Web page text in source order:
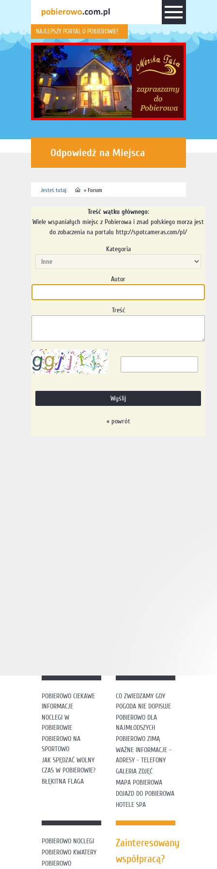
NAJLEPSZY PORTAL O POBIEROWIE!
Odpowiedź na Miejsca
Jesteś tutaj: » Forum
Treść wątku głównego:
Wiele wspaniałych miejsc z Pobierowa i znad polskiego morza jest
do zobaczenia na portalu http://spotcameras.com/pl/
Kategoria
Autor
Treść
« powrót
POBIEROWO CIEKAWE
INFORMACJE
NOCLEGI W
POBIEROWIE
POBIEROWO NA
SPORTOWO
JAK SPĘDZAĆ WOLNY
CZAS W POBIEROWIE?
BŁĘKITNA FLAGA
CO ZWIEDZAMY GDY
POGODA NIE DOPISUJE
POBIEROWO DLA
NAJMŁODSZYCH
POBIEROWO ZIMĄ
WAŻNE INFORMACJE -
ADRESY - TELEFONY
GALERIA ZDJĘĆ
MAPA POBIEROWA
DOJAZD DO POBIEROWA
HOTELE SPA
POBIEROWO NOCLEGI
POBIEROWO KWATERY
POBIEROWO
Zainteresowany
współpracą?